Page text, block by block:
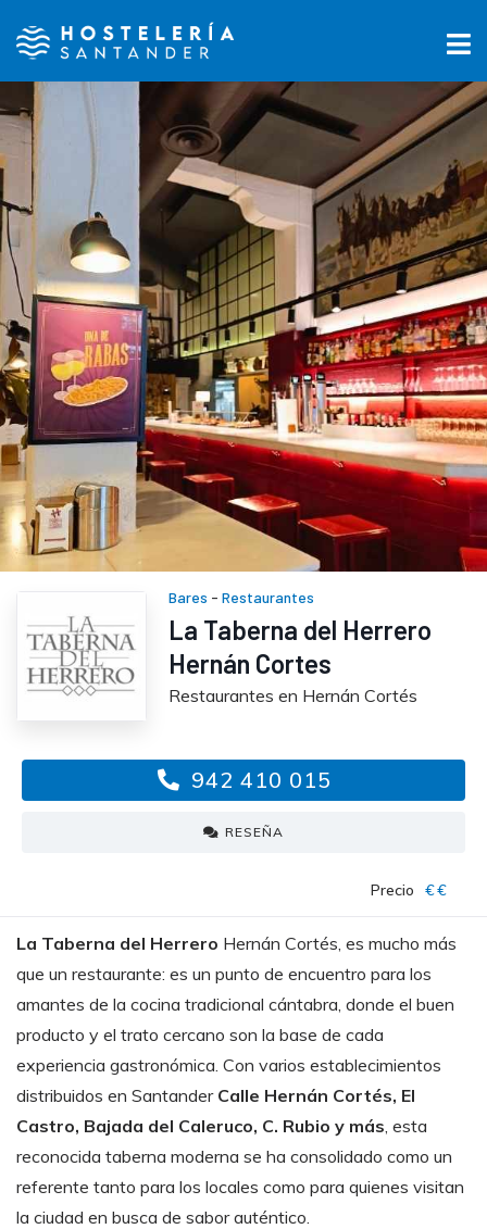
Bares - Restaurantes
La Taberna del Herrero
Hernán Cortes
Restaurantes en Hernán Cortés
942 410 015
RESEÑA
Precio €€
La Taberna del Herrero Hernán Cortés, es mucho más
que un restaurante: es un punto de encuentro para los
amantes de la cocina tradicional cántabra, donde el buen
producto y el trato cercano son la base de cada
experiencia gastronómica. Con varios establecimientos
distribuidos en Santander Calle Hernán Cortés, El
Castro, Bajada del Caleruco, C. Rubio y más, esta
reconocida taberna moderna se ha consolidado como un
referente tanto para los locales como para quienes visitan
la ciudad en busca de saborauténtico.